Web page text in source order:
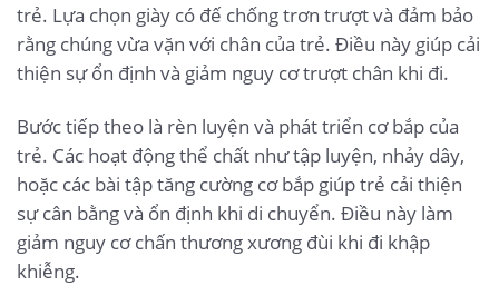
trẻ. Lựa chọn giày có đế chống trơn trượt và đảm bảo
rằng chúng vừa vặn với chân của trẻ. Điều này giúp cải
thiện sự ổn định và giảm nguy cơ trượt chân khi đi.
Bước tiếp theo là rèn luyện và phát triển cơ bắp của
trẻ. Các hoạt động thể chất như tập luyện, nhảy dây,
hoặc các bài tập tăng cường cơ bắp giúp trẻ cải thiện
sự cân bằng và ổn định khi di chuyển. Điều này làm
giảm nguy cơ chấn thương xương đùi khi đi khập
khiễng.